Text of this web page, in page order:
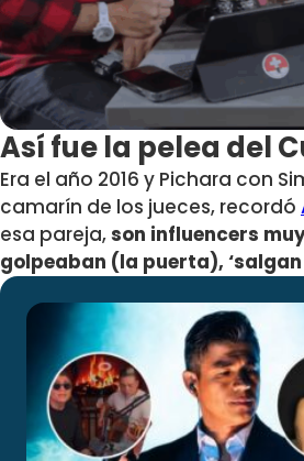
Así fue la pelea del
Era el año 2016 y Pichara con
camarín de los jueces, recordó
esa pareja,son influencers
golpeaban (la puerta),